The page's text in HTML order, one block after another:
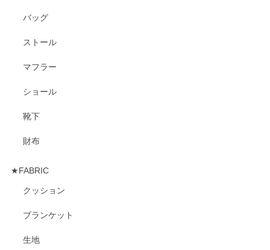
バッグ
ストール
マフラー
ショール
靴下
財布
★FABRIC
クッション
ブランケット
生地